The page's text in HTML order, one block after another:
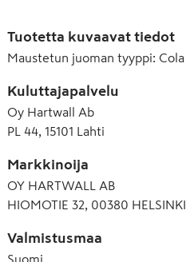
Tuotetta kuvaavat tiedot
Maustetun juoman tyyppi: Cola
Kuluttajapalvelu
Oy Hartwall Ab
PL 44, 15101 Lahti
Markkinoija
OY HARTWALL AB
HIOMOTIE 32, 00380 HELSINKI
Valmistusmaa
Suomi